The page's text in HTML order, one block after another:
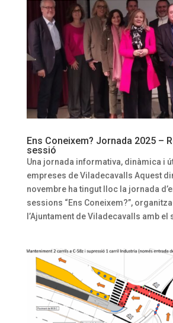
Ens Coneixem? Jornada 2025 –
sessió
Una jornada informativa, dinàmica i
empreses de Viladecavalls Aquest
novembre ha tingut lloc la jornada
sessions “Ens Coneixem?”,
l’Ajuntament de Viladecavalls amb el